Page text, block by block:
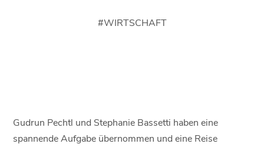
#WIRTSCHAFT
Gudrun Pechtl und Stephanie Bassetti haben eine
spannende Aufgabe übernommen und eine Reise